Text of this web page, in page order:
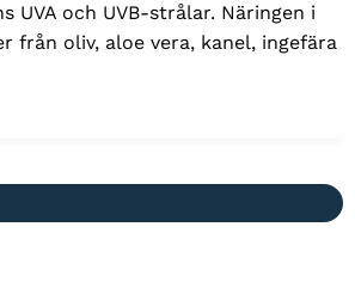
UVA och UVB-strålar. Näringen i
från oliv, aloe vera, kanel, ingefära